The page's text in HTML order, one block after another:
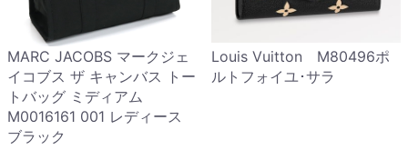
MARC JACOBS マークジェ
イコブス ザ キャンバス トー
トバッグ ミディアム
M0016161 001 レディース
ブラック
Louis Vuitton M80496ポ
ルトフォイユ･サラ